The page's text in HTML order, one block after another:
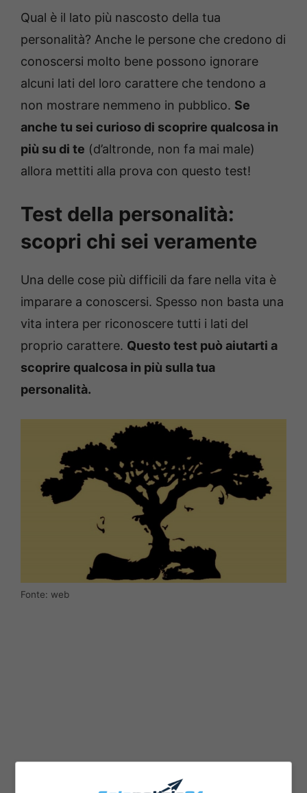
Qual è il lato più nascosto della tua
personalità? Anche le persone che credono di
conoscersi molto bene possono ignorare
alcuni lati del loro carattere che tendono a
non mostrare nemmeno in pubblico. Se
anche tu sei curioso di scoprire qualcosa in
più su di te (d’altronde, non fa mai male)
allora mettiti alla prova con questo test!
Test della personalità:
scopri chi sei veramente
Una delle cose più difficili da fare nella vita è
imparare a conoscersi. Spesso non basta una
vita intera per riconoscere tutti i lati del
proprio carattere. Questo test può aiutarti a
scoprire qualcosa in più sulla tua
personalità.
Fonte: web